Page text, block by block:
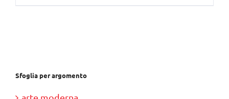
Sfoglia per argomento